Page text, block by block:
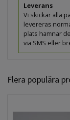
Leverans
Vi skickar alla
levereras
plats hamnar
via SMS eller
Flera populära